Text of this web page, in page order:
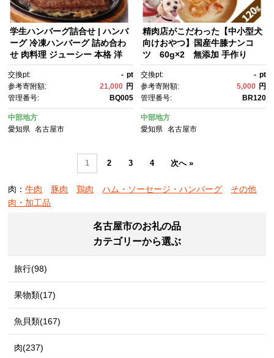
学生ハンバーグ詰合せ | ハンバ
ーグ 冷凍ハンバーグ 詰め合わ
せ 肉料理 ジューシー 本格 洋
フ ポーク 食べ比べ おかず 時短
調理 送料無料
交換pt: - pt
参考寄附額:
21,000 円
管理番号:
BQ005
中部地方
愛知県
名古屋市
精肉店がこだわった【中小型犬
向けおやつ】国産牛膝ナンコ
ツ 60g×2 無添加 手作り
交換pt: - pt
参考寄附額:
5,000 円
管理番号:
BR120
中部地方
愛知県 名古屋市
1 2 3 4 次へ »
肉：牛肉 豚肉 鶏肉 ハム・ソーセージ・ハンバーグ
その他
肉・加工品
名古屋市のお礼の品
カテゴリーから選ぶ
旅行(98)
果物類(17)
魚貝類(167)
肉(237)